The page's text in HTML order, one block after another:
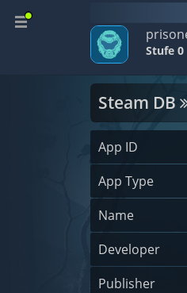
Stufe 0
Steam DB
App ID
App Type
Name
Developer
Publisher